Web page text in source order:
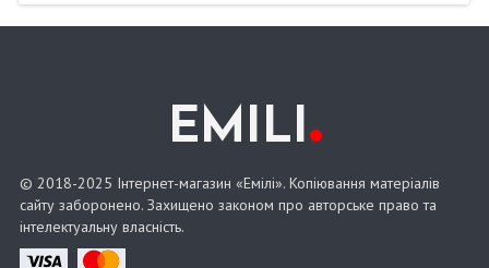
EMILI.
© 2018-2025 Інтернет-магазин «Емілі». Копіювання матеріалів
сайту заборонено. Захищено законом про авторське право та
інтелектуальну власність.